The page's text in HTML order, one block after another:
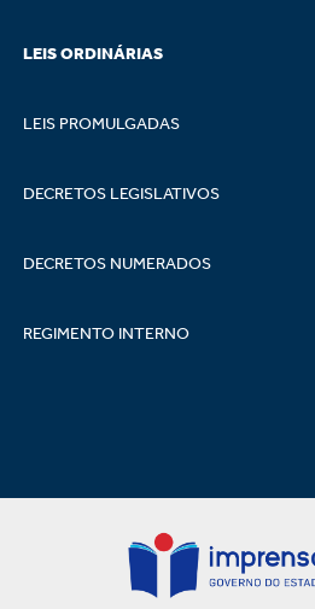
LEIS ORDINÁRIAS
LEIS PROMULGADAS
DECRETOS LEGISLATIVOS
DECRETOS NUMERADOS
REGIMENTO INTERNO